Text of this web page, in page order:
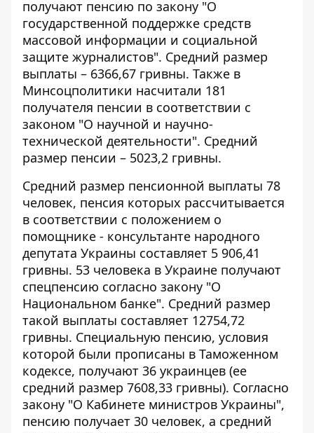
получают пенсию по закону "О
государственной поддержке средств
массовой информации и социальной
защите журналистов". Средний размер
выплаты – 6366,67 гривны. Также в
Минсоцполитики насчитали 181
получателя пенсии в соответствии с
законом "О научной и научно-
технической деятельности". Средний
размер пенсии – 5023,2 гривны.
Средний размер пенсионной выплаты 78
человек, пенсия которых рассчитывается
в соответствии с положением о
помощнике - консультанте народного
депутата Украины составляет 5 906,41
гривны. 53 человека в Украине получают
спецпенсию согласно закону "О
Национальном банке". Средний размер
такой выплаты составляет 12754,72
гривны. Специальную пенсию, условия
которой были прописаны в Таможенном
кодексе, получают 36 украинцев (ее
средний размер 7608,33 гривны). Согласно
закону "О Кабинете министров Украины",
пенсию получает 30 человек, а средний